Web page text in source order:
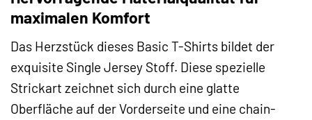
maximalen Komfort
Das Herzstück dieses Basic T-Shirts bildet der
exquisite Single Jersey Stoff. Diese spezielle
Strickart zeichnet sich durch eine glatte
Oberfläche auf der Vorderseite und eine chain-